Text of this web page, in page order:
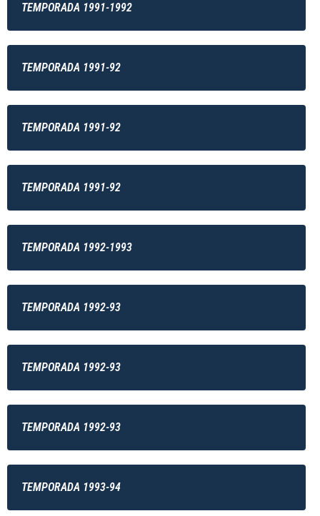
TEMPORADA 1991-1992
TEMPORADA 1991-92
TEMPORADA 1991-92
TEMPORADA 1991-92
TEMPORADA 1992-1993
TEMPORADA 1992-93
TEMPORADA 1992-93
TEMPORADA 1992-93
TEMPORADA 1993-94